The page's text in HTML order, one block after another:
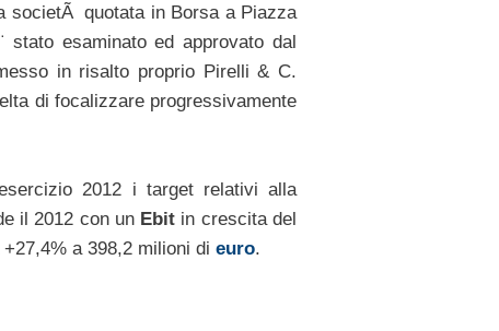
societÃ quotata in Borsa a Piazza
esaminato ed approvato dal
in risalto proprio Pirelli & C.
di focalizzare progressivamente
2012 i target relativi alla
il 2012 con un Ebit in crescita del
a 398,2 milioni di euro.